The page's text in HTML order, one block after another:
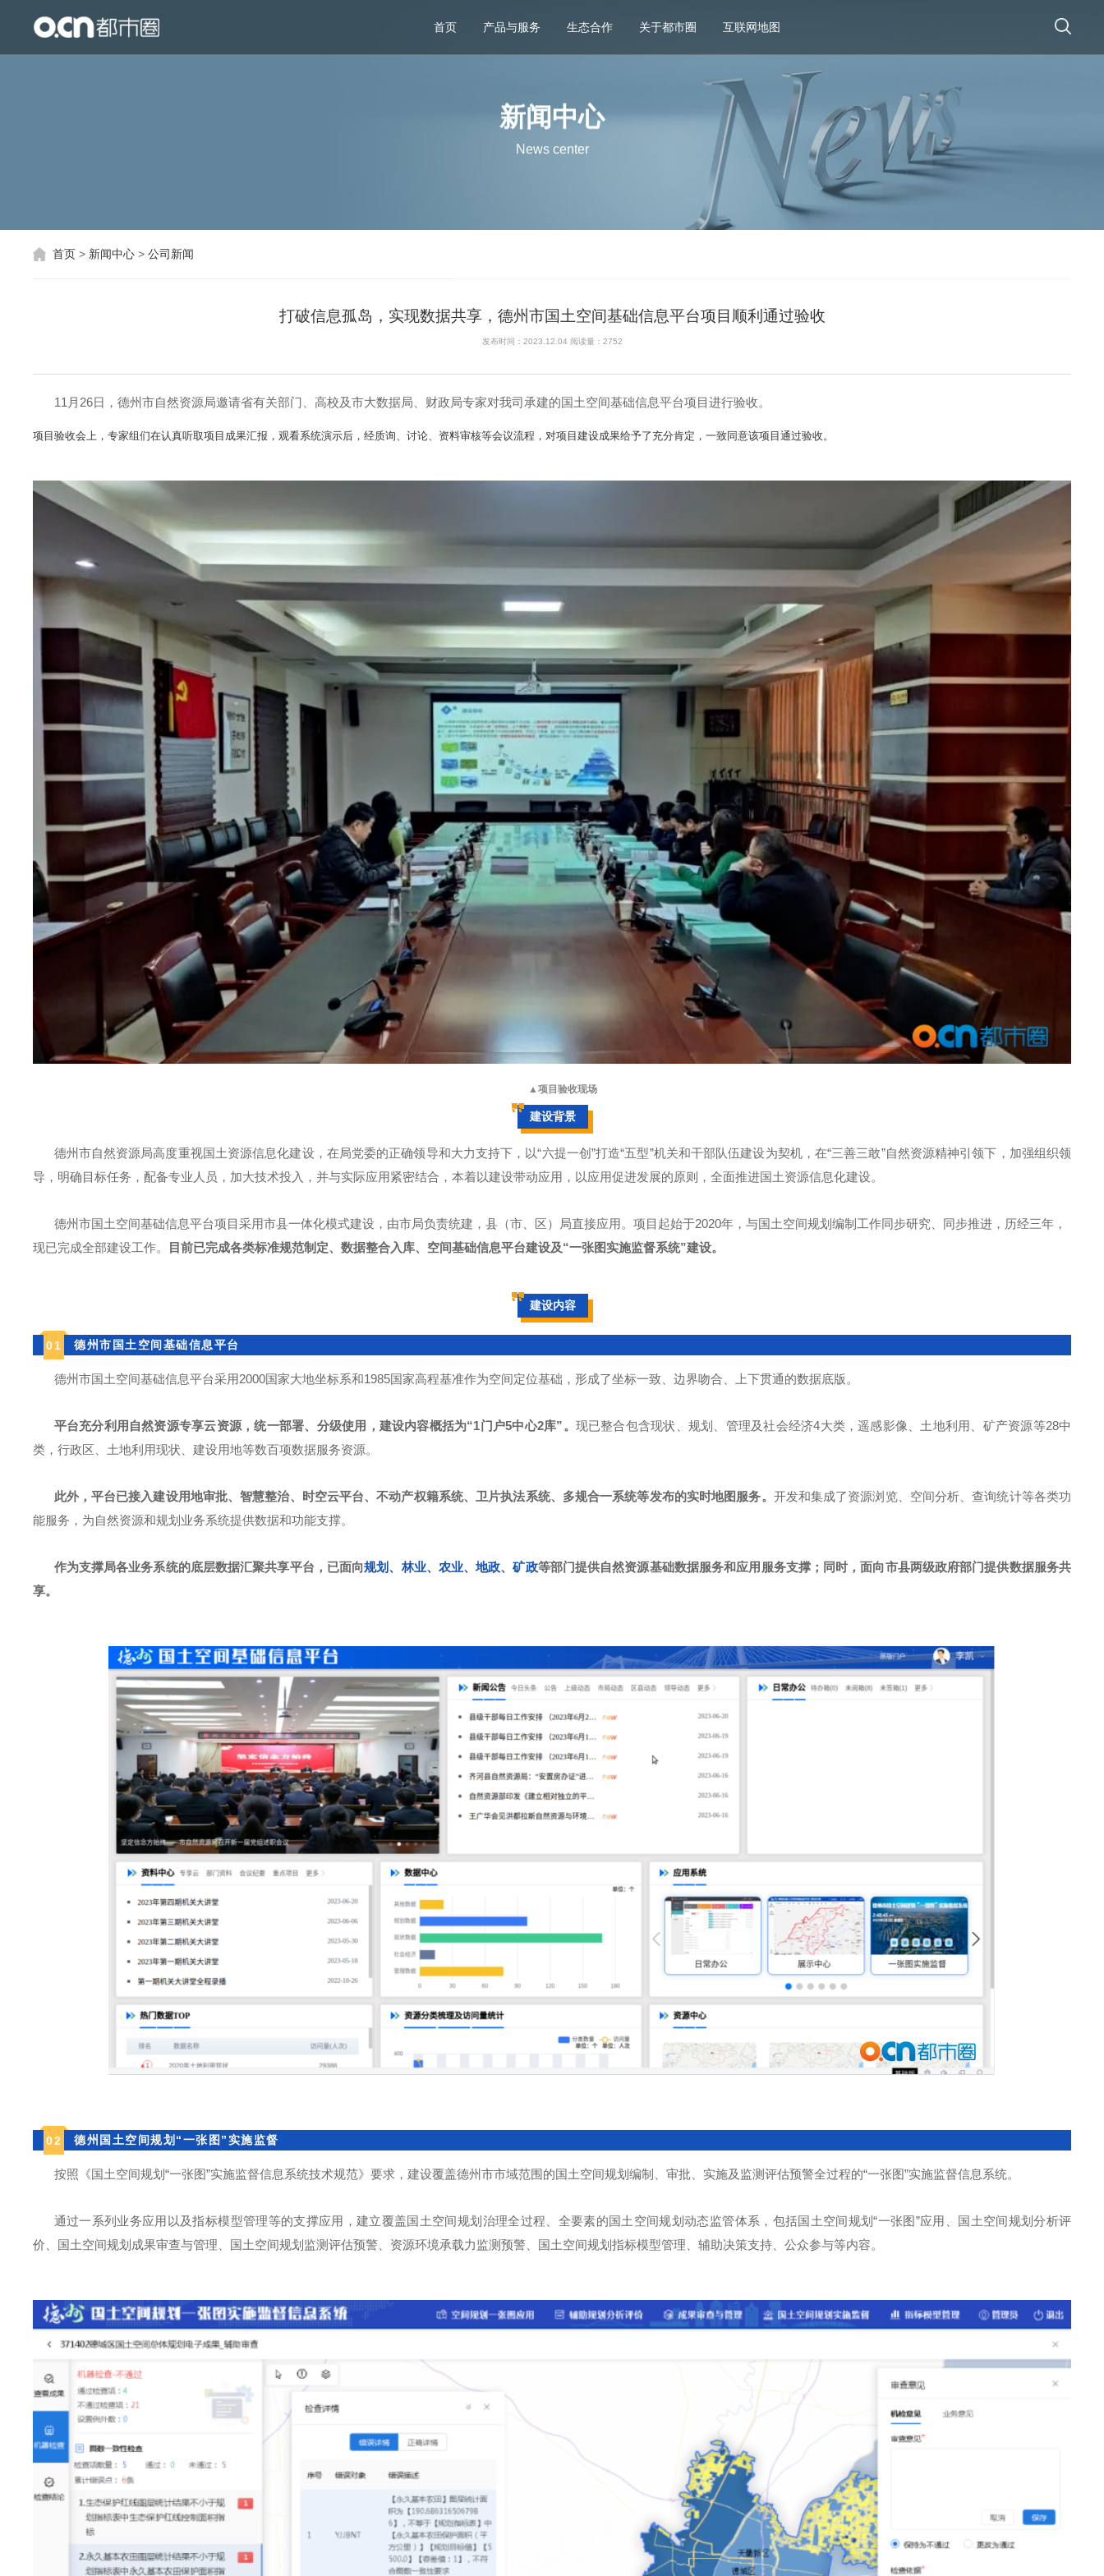
首页 产品与服务 生态合作 关于都市圈 互联网地图
新闻中心
News center
首页 > 新闻中心 > 公司新闻
打破信息孤岛，实现数据共享，德州市国土空间基础信息平台项目顺利通过验收
发布时间：2023.12.04 阅读量： 2752
11月26日，德州市自然资源局邀请省有关部门、高校及市大数据局、财政局专家对我司承建的国土空间基础信息平台项目进行验收。
项目验收会上，专家组们在认真听取项目成果汇报，观看系统演示后，经质询、讨论、资料审核等会议流程，对项目建设成果给予了充分肯定，一致同意该项目通过验收。
▲项目验收现场
建设背景
德州市自然资源局高度重视国土资源信息化建设，在局党委的正确领导和大力支持下，以“六提一创”打造“五型”机关和干部队伍建设为契机，在“三善三敢”自然资源精神引领下，加强组织领
导，明确目标任务，配备专业人员，加大技术投入，并与实际应用紧密结合，本着以建设带动应用，以应用促进发展的原则，全面推进国土资源信息化建设。
德州市国土空间基础信息平台项目采用市县一体化模式建设，由市局负责统建，县（市、区）局直接应用。项目起始于2020年，与国土空间规划编制工作同步研究、同步推进，历经三年，
现已完成全部建设工作。
目前已完成各类标准规范制定、数据整合入库、空间基础信息平台建设及“一张图实施监督系统”建设。
建设内容
01 德州市国土空间基础信息平台
德州市国土空间基础信息平台采用2000国家大地坐标系和1985国家高程基准作为空间定位基础，形成了坐标一致、边界吻合、上下贯通的数据底版。
平台充分利用自然资源专享云资源，统一部署、分级使用，建设内容概括为“1门户5中心2库”。 现已整合包含现状、规划、管理及社会经济4大类，遥感影像、土地利用、矿产资源等28中
类，行政区、土地利用现状、建设用地等数百项数据服务资源。
此外，平台已接入建设用地审批、智慧整治、时空云平台、不动产权籍系统、卫片执法系统、多规合一系统等发布的实时地图服务。 开发和集成了资源浏览、空间分析、查询统计等各类功
能服务，为自然资源和规划业务系统提供数据和功能支撑。
作为支撑局各业务系统的底层数据汇聚共享平台，已面向规划、林业、农业、地政、矿政等部门提供自然资源基础数据服务和应用服务支撑；同时，面向市县两级政府部门提供数据服务共
享。
02 德州国土空间规划“一张图”实施监督
按照《国土空间规划“一张图”实施监督信息系统技术规范》要求，建设覆盖德州市市域范围的国土空间规划编制、审批、实施及监测评估预警全过程的“一张图”实施监督信息系统。
通过一系列业务应用以及指标模型管理等的支撑应用，建立覆盖国土空间规划治理全过程、全要素的国土空间规划动态监管体系，包括国土空间规划“一张图”应用、国土空间规划分析评
价、国土空间规划成果审查与管理、国土空间规划监测评估预警、资源环境承载力监测预警、国土空间规划指标模型管理、辅助决策支持、公众参与等内容。